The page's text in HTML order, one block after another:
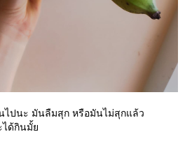
ไปนะ มันลืมสุก หรือมันไม่สุกแล้ว
ได้กินมั้